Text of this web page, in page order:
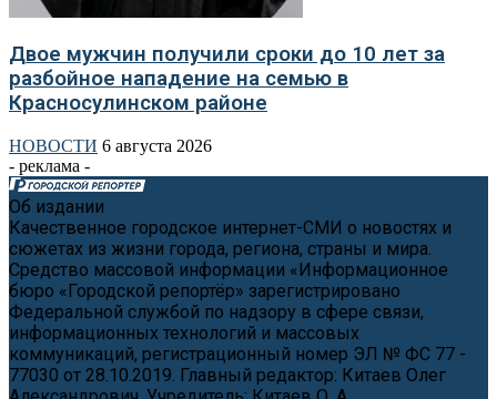
Двое мужчин получили сроки до 10 лет за
разбойное нападение на семью в
Красносулинском районе
НОВОСТИ 6 августа 2026
- реклама -
Об издании
Качественное городское интернет-СМИ о новостях и
сюжетах из жизни города, региона, страны и мира.
Средство массовой информации «Информационное
бюро «Городской репортёр» зарегистрировано
Федеральной службой по надзору в сфере связи,
информационных технологий и массовых
коммуникаций, регистрационный номер ЭЛ № ФС 77 -
77030 от 28.10.2019. Главный редактор: Китаев Олег